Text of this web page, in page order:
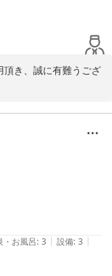
す。
き、誠に有難うござ
ます。
スタッフ一同精進致
を宜しくお願い致し
ます。
・お風呂: 3 | 設備: 3 |